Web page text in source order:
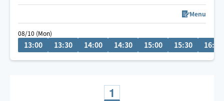
市外からのリクエストには交通ヒや移動距離考えますと
少し難しいです。
ぜひ癒しの時間をお届けできたら嬉しいです、よろしく
Menu
08/10 (Mon)
13:00 13:30 14:00 14:30 15:00 15:30 16:00
1